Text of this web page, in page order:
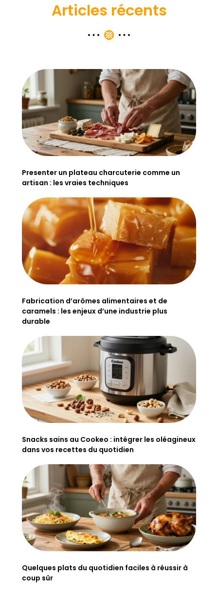
Articles récents
Presenter un plateau charcuterie comme un
artisan : les vraies techniques
Fabrication d’arômes alimentaires et de
caramels : les enjeux d’une industrie plus
durable
Snacks sains au Cookeo : intégrer les oléagineux
dans vos recettes du quotidien
Quelques plats du quotidien faciles à réussir à
coup sûr